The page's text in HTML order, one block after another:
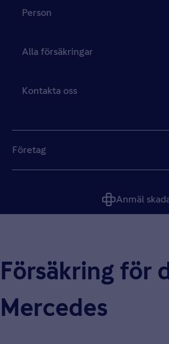
Person
Alla försäkringar
Kontakta oss
Företag
Anmäl
Försäkring för
Mercedes